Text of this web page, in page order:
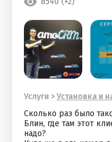
Услуги >Установка и
Сколько раз было
Блин, где там этот
надо?